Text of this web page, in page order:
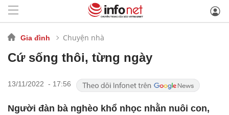
Gia đình Chuyện nhà
Cứ sống thôi, từng ngày
13/11/2022 - 17:56
Người đàn bà nghèo khổ nhọc nhằn nuôi con,